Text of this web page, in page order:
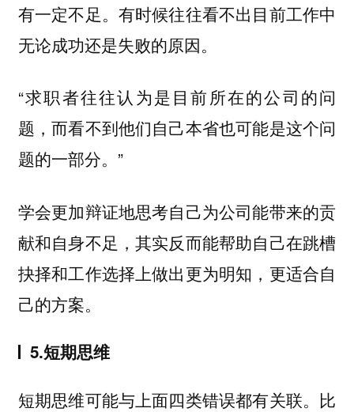
有一定不足。有时候往往看不出目前工作中
无论成功还是失败的原因。
“求职者往往认为是目前所在的公司的问
题，而看不到他们自己本省也可能是这个问
题的一部分。”
学会更加辩证地思考自己为公司能带来的贡
献和自身不足，其实反而能帮助自己在跳槽
抉择和工作选择上做出更为明知，更适合自
己的方案。
5.短期思维
短期思维可能与上面四类错误都有关联。比